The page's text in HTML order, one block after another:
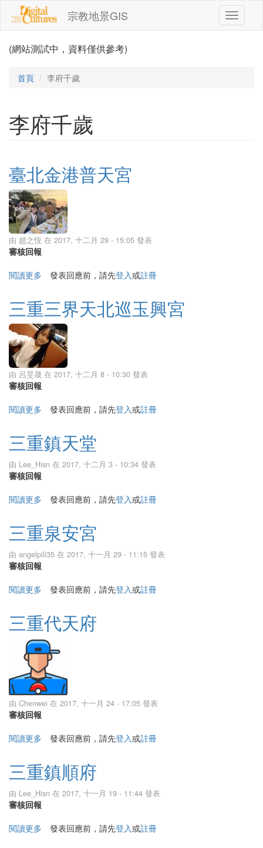
移至主內容
宗教地景GIS
Toggle
(網站測試中，資料僅供參考)
首頁 李府千歲
李府千歲
臺北金港普天宮
由 趙之恆 在 2017, 十二月 29 - 15:05 發表
審核回報
閱讀更多 關於臺北金港普天宮
發表回應前，請先登入或註冊
三重三界天北巡玉興宮
由 呂旻晟 在 2017, 十二月 8 - 10:30 發表
審核回報
閱讀更多 關於三重三界天北巡玉興宮
發表回應前，請先登入或註冊
三重鎮天堂
由 Lee_Hisn 在 2017, 十二月 3 - 10:34 發表
審核回報
閱讀更多 關於三重鎮天堂
發表回應前，請先登入或註冊
三重泉安宮
由 angelpili35 在 2017, 十一月 29 - 11:15 發表
審核回報
閱讀更多 關於三重泉安宮
發表回應前，請先登入或註冊
三重代天府
由 Chenwei 在 2017, 十一月 24 - 17:05 發表
審核回報
閱讀更多 關於三重代天府
發表回應前，請先登入或註冊
三重鎮順府
由 Lee_Hisn 在 2017, 十一月 19 - 11:44 發表
審核回報
閱讀更多 關於三重鎮順府
發表回應前，請先登入或註冊